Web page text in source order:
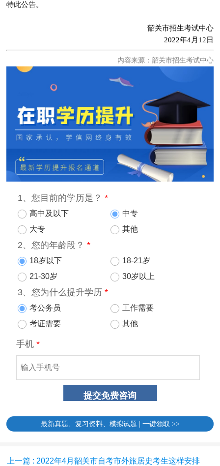
特此公告。
韶关市招生考试中心
2022年4月12日
内容来源：韶关市招生考试中心
最新真题、复习资料、模拟试题 | 一键领取 >>
上一篇 : 2022年4月韶关市自考市外旅居史考生这样安排